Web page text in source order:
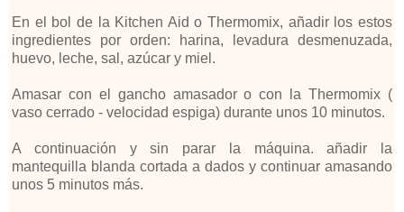
En el bol de la Kitchen Aid o Thermomix, añadir los estos
ingredientes por orden: harina, levadura desmenuzada,
huevo, leche, sal, azúcar y miel.
Amasar con el gancho amasador o con la Thermomix (
vaso cerrado - velocidad espiga) durante unos 10 minutos.
A continuación y sin parar la máquina. añadir la
mantequilla blanda cortada a dados y continuar amasando
unos 5 minutos más.